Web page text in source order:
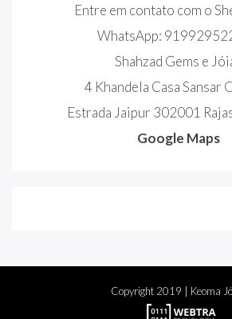
Entre em contato com o
WhatsApp:
Shahzad Gems e
4 Khandela Casa Sansar
Estrada Jaipur 302001
Google Maps
Copyright 2019 | Keoma